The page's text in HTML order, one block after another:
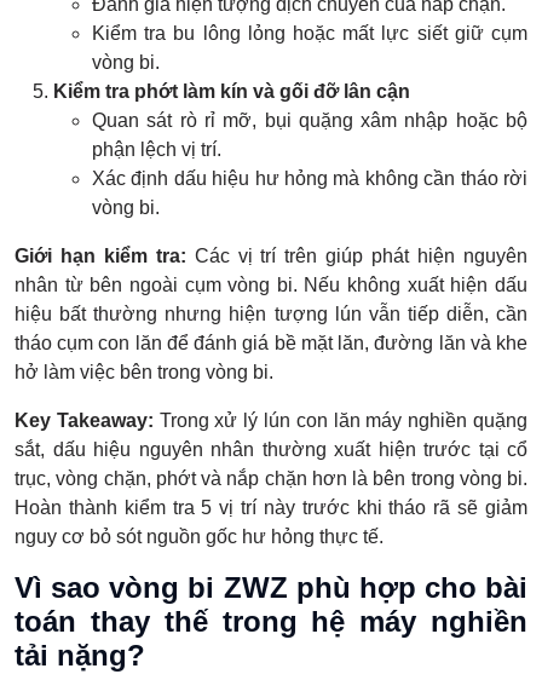
Đánh giá hiện tượng dịch chuyển của nắp chặn.
Kiểm tra bu lông lỏng hoặc mất lực siết giữ cụm
vòng bi.
Kiểm tra phớt làm kín và gối đỡ lân cận
Quan sát rò rỉ mỡ, bụi quặng xâm nhập hoặc bộ
phận lệch vị trí.
Xác định dấu hiệu hư hỏng mà không cần tháo rời
vòng bi.
Giới hạn kiểm tra: Các vị trí trên giúp phát hiện nguyên
nhân từ bên ngoài cụm vòng bi. Nếu không xuất hiện dấu
hiệu bất thường nhưng hiện tượng lún vẫn tiếp diễn, cần
tháo cụm con lăn để đánh giá bề mặt lăn, đường lăn và khe
hở làm việc bên trong vòng bi.
Key Takeaway: Trong xử lý lún con lăn máy nghiền quặng
sắt, dấu hiệu nguyên nhân thường xuất hiện trước tại cổ
trục, vòng chặn, phớt và nắp chặn hơn là bên trong vòng bi.
Hoàn thành kiểm tra 5 vị trí này trước khi tháo rã sẽ giảm
nguy cơ bỏ sót nguồn gốc hư hỏng thực tế.
Vì sao vòng bi ZWZ phù hợp cho bài
toán thay thế trong hệ máy nghiền
tải nặng?